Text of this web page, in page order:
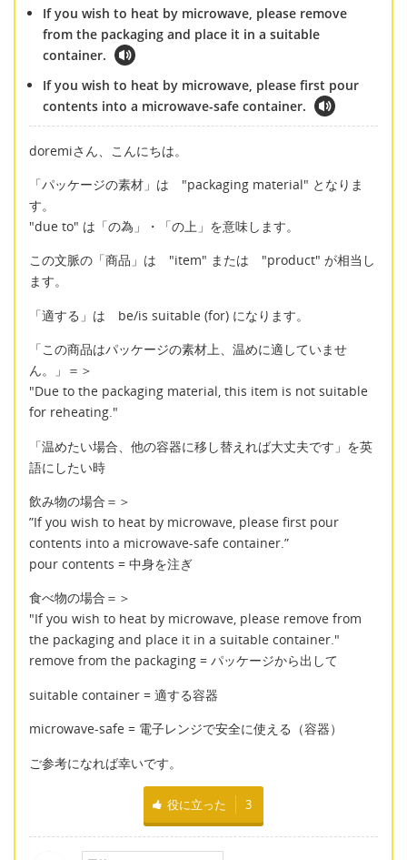
If you wish to heat by microwave, please remove
from the packaging and place it in a suitable
container.
If you wish to heat by microwave, please first pour
contents into a microwave-safe container.
doremiさん、こんにちは。
「パッケージの素材」は "packaging material" となりま
す。
"due to" は「の為」・「の上」を意味します。
この文脈の「商品」は "item" または "product" が相当し
ます。
「適する」は be/is suitable (for) になります。
「この商品はパッケージの素材上、温めに適していませ
ん。」＝＞
"Due to the packaging material, this item is not suitable
for reheating."
「温めたい場合、他の容器に移し替えれば大丈夫です」を英
語にしたい時
飲み物の場合＝＞
”If you wish to heat by microwave, please first pour
contents into a microwave-safe container.”
pour contents = 中身を注ぎ
食べ物の場合＝＞
"If you wish to heat by microwave, please remove from
the packaging and place it in a suitable container."
remove from the packaging = パッケージから出して
suitable container = 適する容器
microwave-safe = 電子レンジで安全に使える（容器）
ご参考になれば幸いです。
役に立った 3